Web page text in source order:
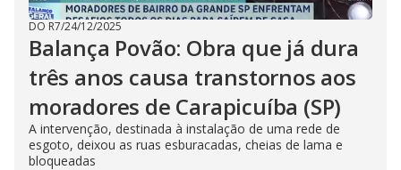
DO R7/24/12/2025
Balança Povão: Obra que já dura
três anos causa transtornos aos
moradores de Carapicuíba (SP)
A intervenção, destinada à instalação de uma rede de
esgoto, deixou as ruas esburacadas, cheias de lama e
bloqueadas